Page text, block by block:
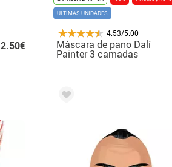
2.50€
ÚLTIMAS UNIDADES
4.53/5.00
Máscara de pano Dalí
Painter 3 camadas